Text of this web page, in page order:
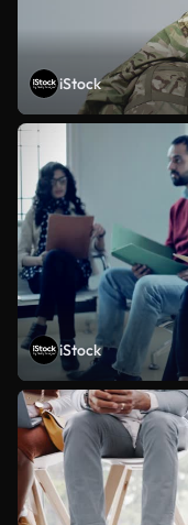
iStock
iStock